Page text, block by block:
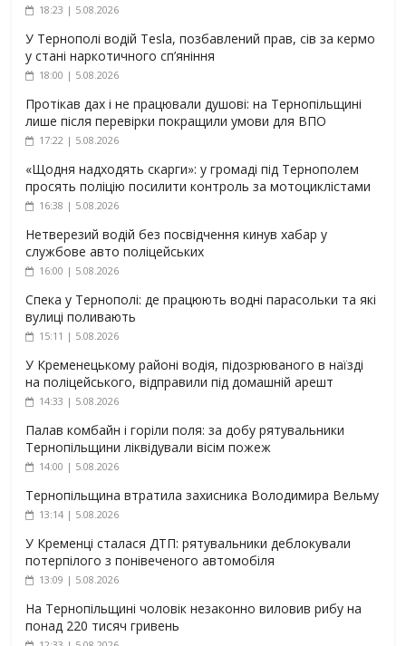
18:23 | 5.08.2026
У Тернополі водій Tesla, позбавлений прав, сів за кермо
у стані наркотичного сп’яніння
18:00 | 5.08.2026
Протікав дах і не працювали душові: на Тернопільщині
лише після перевірки покращили умови для ВПО
17:22 | 5.08.2026
«Щодня надходять скарги»: у громаді під Тернополем
просять поліцію посилити контроль за мотоциклістами
16:38 | 5.08.2026
Нетверезий водій без посвідчення кинув хабар у
службове авто поліцейських
16:00 | 5.08.2026
Спека у Тернополі: де працюють водні парасольки та які
вулиці поливають
15:11 | 5.08.2026
У Кременецькому районі водія, підозрюваного в наїзді
на поліцейського, відправили під домашній арешт
14:33 | 5.08.2026
Палав комбайн і горіли поля: за добу рятувальники
Тернопільщини ліквідували вісім пожеж
14:00 | 5.08.2026
Тернопільщина втратила захисника Володимира Вельму
13:14 | 5.08.2026
У Кременці сталася ДТП: рятувальники деблокували
потерпілого з понівеченого автомобіля
13:09 | 5.08.2026
На Тернопільщині чоловік незаконно виловив рибу на
понад 220 тисяч гривень